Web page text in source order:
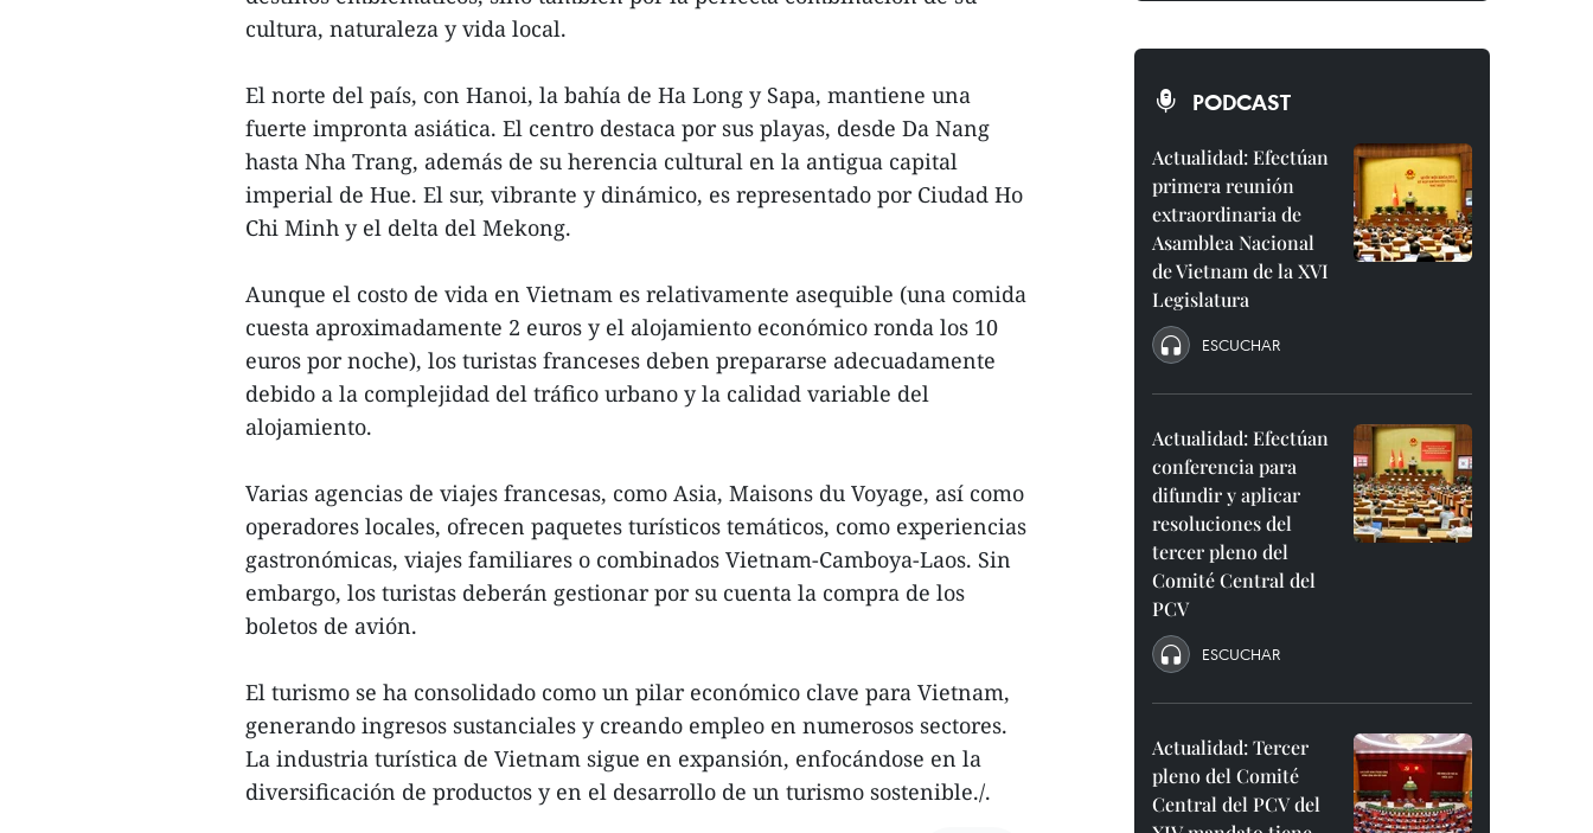
cultura, naturaleza y vida local.
El norte del país, con Hanoi, la bahía de Ha Long y Sapa, mantiene una
fuerte impronta asiática. El centro destaca por sus playas, desde Da Nang
hasta Nha Trang, además de su herencia cultural en la antigua capital
imperial de Hue. El sur, vibrante y dinámico, es representado por Ciudad Ho
Chi Minh y el delta del Mekong.
Aunque el costo de vida en Vietnam es relativamente asequible (una comida
cuesta aproximadamente 2 euros y el alojamiento económico ronda los 10
euros por noche), los turistas franceses deben prepararse adecuadamente
debido a la complejidad del tráfico urbano y la calidad variable del
alojamiento.
Varias agencias de viajes francesas, como Asia, Maisons du Voyage, así como
operadores locales, ofrecen paquetes turísticos temáticos, como experiencias
gastronómicas, viajes familiares o combinados Vietnam-Camboya-Laos. Sin
embargo, los turistas deberán gestionar por su cuenta la compra de los
boletos de avión.
El turismo se ha consolidado como un pilar económico clave para Vietnam,
generando ingresos sustanciales y creando empleo en numerosos sectores.
La industria turística de Vietnam sigue en expansión, enfocándose en la
diversificación de productos y en el desarrollo de un turismo sostenible./.
PODCAST
Actualidad: Efectúan
primera reunión
extraordinaria de
Asamblea Nacional
de Vietnam de la XVI
Legislatura
ESCUCHAR
Actualidad: Efectúan
conferencia para
difundir y aplicar
resoluciones del
tercer pleno del
Comité Central del
PCV
ESCUCHAR
Actualidad: Tercer
pleno del Comité
Central del PCV del